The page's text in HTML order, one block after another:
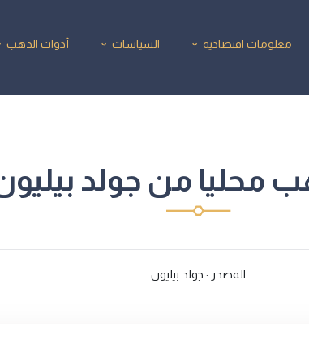
معلومات اقتصادية السياسات أدوات الذهب
من جولد بيليون18/12/
المصدر : جولد بيليون